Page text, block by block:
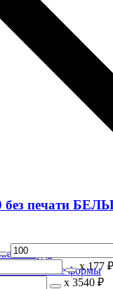
посуда
формы
печати
х 177 ₽
х 3540 ₽